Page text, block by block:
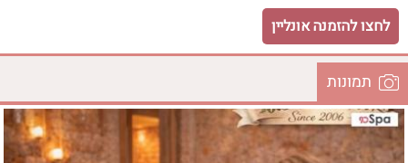
לפי אבזורים
אירוודה
טווח מחירים ₪0 - ₪3000
לחצו להזמנה אונליין
תמונות
המקום